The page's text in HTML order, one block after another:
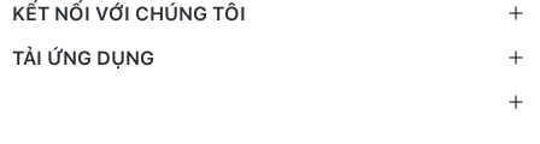
KẾT NỐI VỚI CHÚNG TÔI
TẢI ỨNG DỤNG